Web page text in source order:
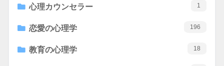
心理カウンセラー 1
恋愛の心理学 196
教育の心理学 18